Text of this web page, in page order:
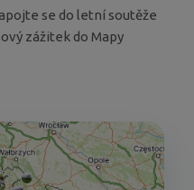
se do letní soutěže
zážitek do Mapy